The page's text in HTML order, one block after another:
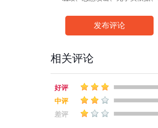
发布评论
相关评论
好评
中评
差评